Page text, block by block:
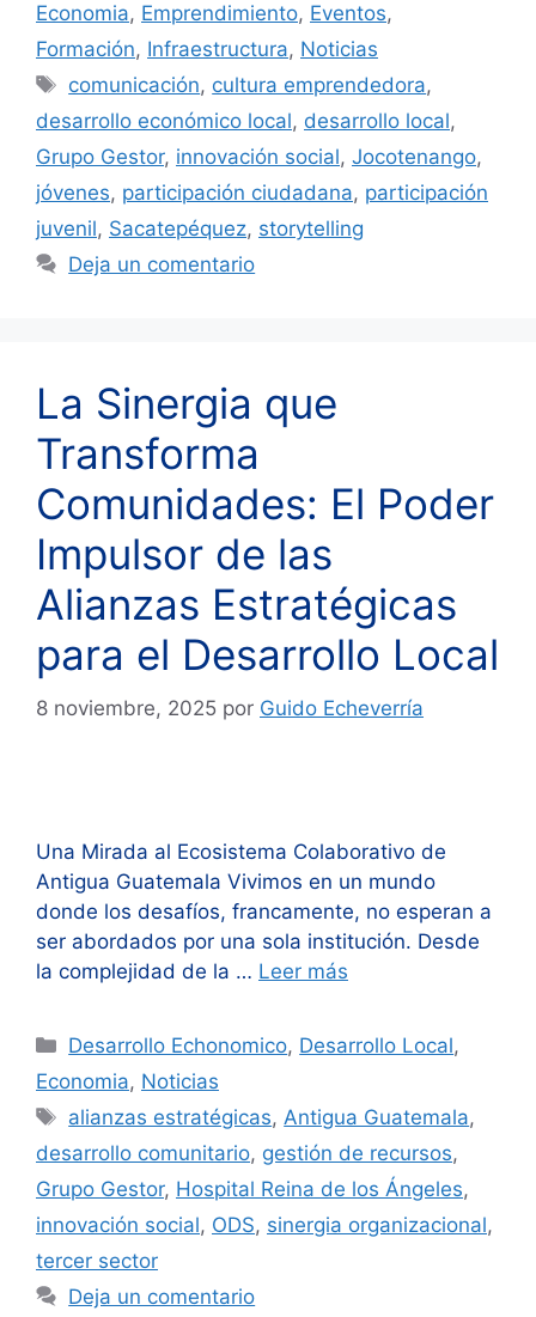
Economia, Emprendimiento, Eventos,
Formación, Infraestructura, Noticias
Etiquetas
comunicación, cultura emprendedora,
desarrollo económico local, desarrollo local,
Grupo Gestor, innovación social, Jocotenango,
jóvenes, participación ciudadana, participación
juvenil, Sacatepéquez, storytelling
Deja un comentario
La Sinergia que
Transforma
Comunidades: El Poder
Impulsor de las
Alianzas Estratégicas
para el Desarrollo Local
8 noviembre, 2025 por Guido Echeverría
Una Mirada al Ecosistema Colaborativo de
Antigua Guatemala Vivimos en un mundo
donde los desafíos, francamente, no esperan a
ser abordados por una sola institución. Desde
la complejidad de la … Leer más
Categorías
Desarrollo Echonomico, Desarrollo Local,
Economia, Noticias
Etiquetas
alianzas estratégicas, Antigua Guatemala,
desarrollo comunitario, gestión de recursos,
Grupo Gestor, Hospital Reina de los Ángeles,
innovación social, ODS, sinergia organizacional,
tercer sector
Deja un comentario